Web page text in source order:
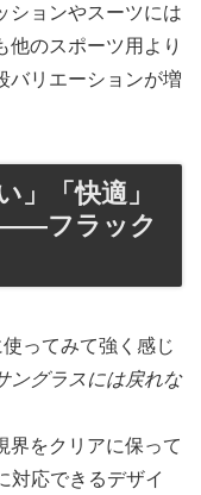
ションやスーツには
他のスポーツ用より
バリエーションが増
」「快適」
――フラック
ってみて強く感じ
ングラスには戻れな
界をクリアに保って
対応できるデザイ